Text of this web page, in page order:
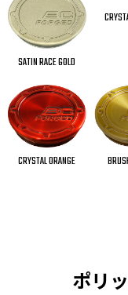
SATIN RACE GOLD
CRYSTAL ORANGE
ポリ